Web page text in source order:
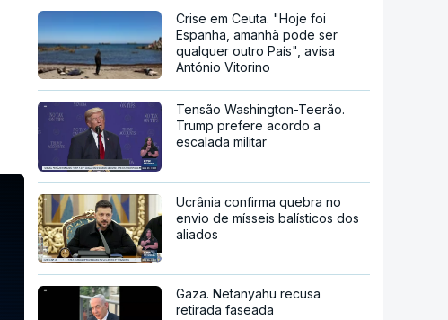
Crise em Ceuta. "Hoje foi
Espanha, amanhã pode ser
qualquer outro País", avisa
António Vitorino
Tensão Washington-Teerão.
Trump prefere acordo a
escalada militar
Ucrânia confirma quebra no
envio de mísseis balísticos dos
aliados
Gaza. Netanyahu recusa
retirada faseada